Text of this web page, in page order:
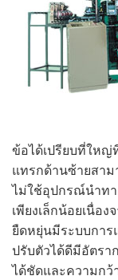
ข้อได้เปรียบที่ใหญ่
แทรกด้านซ้ายสาม
ไม่ใช้อุปกรณ์นำท
เพียงเล็กน้อยเนื่อ
ยืดหยุ่นมีระบบกา
ปรับตัวได้ดีมีอัตรา
ได้ชัดและความกว้